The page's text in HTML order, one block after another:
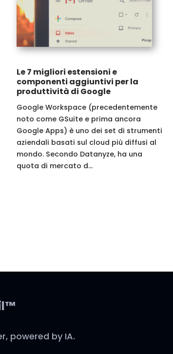
Le 7 migliori estensioni e
componenti aggiuntivi per la
produttività di Google
Google Workspace (precedentemente
noto come GSuite e prima ancora
Google Apps) è uno dei set di strumenti
aziendali basati sul cloud più diffusi al
mondo. Secondo Datanyze, ha una
quota di mercato d...
powered by IA.